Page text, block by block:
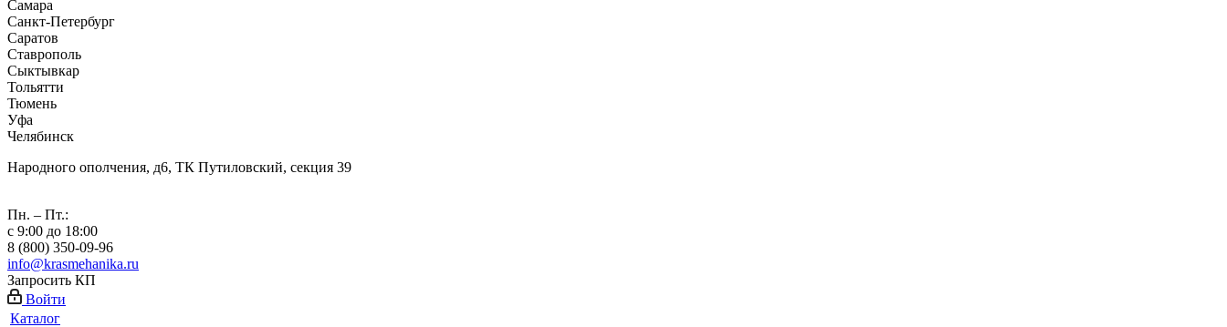
Самара
Санкт-Петербург
Саратов
Ставрополь
Сыктывкар
Тольятти
Тюмень
Уфа
Челябинск
Народного ополчения, д6, ТК Путиловский, секция 39
Пн. – Пт.:
с 9:00 до 18:00
8 (800) 350-09-96
info@krasmehanika.ru
Запросить КП
Войти
Каталог